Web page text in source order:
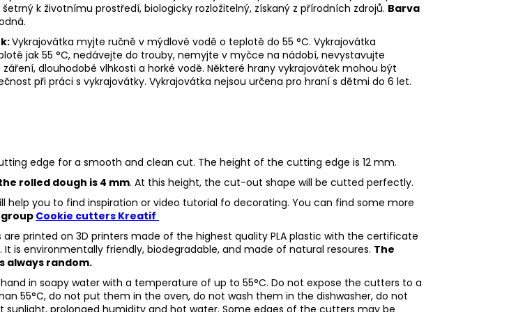
k životnímu prostředí, biologicky rozložitelný, získaný z přírodních zdrojů. Barva
Vykrajovátka myjte ručně v mýdlové vodě o teplotě do 55 °C. Vykrajovátka
jak 55 °C, nedávejte do trouby, nemyjte v myčce na nádobí, nevystavujte
dlouhodobé vlhkosti a horké vodě. Některé hrany vykrajovátek mohou být
při práci s vykrajovátky. Vykrajovátka nejsou určena pro hraní s dětmi do 6 let.
edge for a smooth and clean cut. The height of the cutting edge is 12 mm.
rolled dough is 4 mm. At this height, the cut-out shape will be cutted perfectly.
help you to find inspiration or video tutorial fo decorating. You can find some more
Cookie cutters Kreatif
printed on 3D printers made of the highest quality PLA plastic with the certificate
is environmentally friendly, biodegradable, and made of natural resoures. The
always random.
in soapy water with a temperature of up to 55°C. Do not expose the cutters to a
55°C, do not put them in the oven, do not wash them in the dishwasher, do not
sunlight, prolonged humidity and hot water. Some edges of the cutters may be